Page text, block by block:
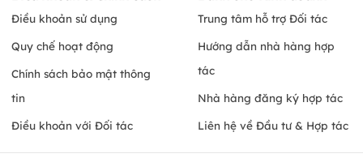
Điều khoản sử dụng
Quy chế hoạt động
Chính sách bảo mật thông
tin
Điều khoản với Đối tác
Trung tâm hỗ trợ Đối tác
Hướng dẫn nhà hàng hợp
tác
Nhà hàng đăng ký hợp tác
Liên hệ về Đầu tư & Hợp tác